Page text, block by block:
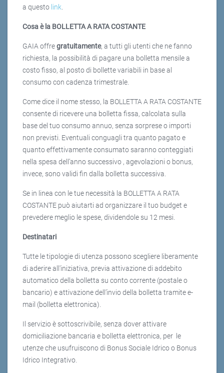
a questo link.
Cosa è la BOLLETTA A RATA COSTANTE
GAIA offregratuitamente, a tutti gli utenti che ne fanno
richiesta, la possibilità di pagare una bolletta mensile a
costo fisso, al posto di bollette variabili in base al
consumo con cadenza trimestrale.
Come dice il nome stesso, la BOLLETTA A RATA COSTANTE
consente di ricevere una bolletta fissa, calcolata sulla
base del tuo consumo annuo, senza sorprese o importi
non previsti. Eventuali conguagli tra quanto pagato e
quanto effettivamente consumato saranno conteggiati
nella spesa dell’anno successivo , agevolazioni o bonus,
invece, sono validi fin dalla bolletta successiva.
Se in linea con le tue necessità la BOLLETTA A RATA
COSTANTE può aiutarti ad organizzare il tuo budget e
prevedere meglio le spese, dividendole su 12 mesi.
Destinatari
Tutte le tipologie di utenza possono scegliere liberamente
di aderire all'iniziativa, previa attivazione di addebito
automatico della bolletta su conto corrente (postale o
bancario) e attivazione dell’invio della bolletta tramite e-
mail (bolletta elettronica).
Il servizio è sottoscrivibile, senza dover attivare
domiciliazione bancaria e bolletta elettronica, per le
utenze che usufruiscono di Bonus Sociale Idrico o Bonus
Idrico Integrativo.